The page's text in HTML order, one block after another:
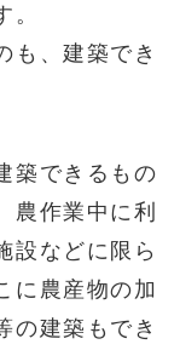
。
も、建築でき
築できるもの
農作業中に利
設などに限ら
に農産物の加
の建築もでき